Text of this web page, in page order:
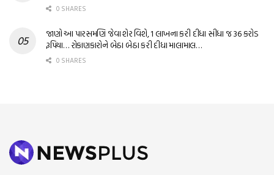
0 SHARES
જાણો આ પારસમણિ જેવા શેર વિશે, 1 લાખના કરી દીધા સીધા જ 36 કરોડ
રૂપિયા… રોકાણકારોને બેઠા બેઠા કરી દીધા માલામાલ…
0 SHARES